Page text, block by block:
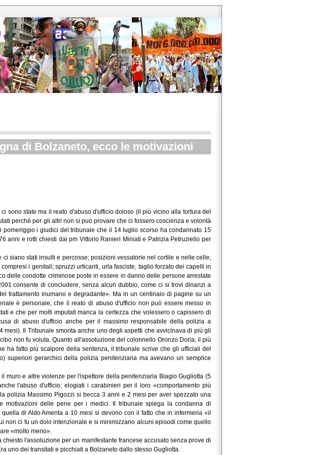
di Bolzaneto, ecco le motivazioni
sono state ma il reato d'abuso d'ufficio doloso (il più vicino alla tortura del
perché per gli altri non si può provare che ci fossero coscienza e volontà
i giudici del tribunale che il 14 luglio scorso ha condannato 15
anni e rotti chiesti dai pm Vittorio Ranieri Miniati e Patrizia Petruziello per
siano stati insulti e percosse; posizioni vessatorie nel cortile e nelle celle;
i genitali; spruzzi urticanti, urla fasciste, taglio forzato dei capelli in
delle condotte criminose poste in essere in danno delle persone arrestate
consente di concludere, senza alcun dubbio, come ci si trovi dinanzi a
trattamento inumano e degradante». Ma in un centinaio di pagine su un
è personale; che il reato di abuso d'ufficio non può essere messo in
e che per molti imputati manca la certezza che volessero o capissero di
di abuso d'ufficio anche per il massimo responsabile della polizia a
Il Tribunale smonta anche uno degli aspetti che avvicinava di più gli
non fu voluta. Quanto all'assoluzione del colonnello Oronzo Doria, il più
ha fatto più scalpore della sentenza, il tribunale scrive che gli ufficiali del
superiori gerarchici della polizia penitenziaria ma avevano un semplice
muro e altre violenze per l'ispettore della penitenziaria Biagio Gugliotta (5
l'abuso d'ufficio; elogiati i carabinieri per il loro «comportamento più
polizia Massimo Pigozzi si becca 3 anni e 2 mesi per aver spezzato una
motivazioni delle pene per i medici. Il tribunale spiega la condanna di
di Aldo Amenta a 10 mesi si devono con il fatto che in infermeria «il
non ci fu un dolo intenzionale e si minimizzano alcuni episodi come quello
«molto meno».
l'assoluzione per un manifestante francese accusato senza prove di
uno dei transitati e picchiati a Bolzaneto dallo stesso Gugliotta.